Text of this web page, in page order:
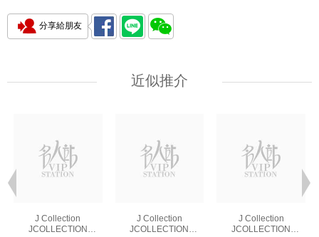
分享給朋友
近似推介
J Collection
JCOLLECTION
J Collection
JCOLLECTION
J Collection
JCOLLECTION